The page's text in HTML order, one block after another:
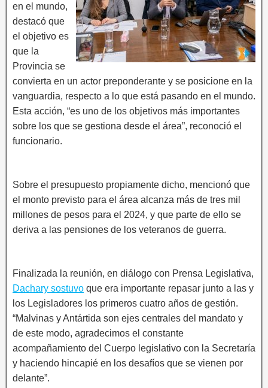
en el mundo,
destacó que
el objetivo es
que la
Provincia se
convierta en un actor preponderante y se posicione en la
vanguardia, respecto a lo que está pasando en el mundo.
Esta acción, “es uno de los objetivos más importantes
sobre los que se gestiona desde el área”, reconoció el
funcionario.
Sobre el presupuesto propiamente dicho, mencionó que
el monto previsto para el área alcanza más de tres mil
millones de pesos para el 2024, y que parte de ello se
deriva a las pensiones de los veteranos de guerra.
Finalizada la reunión, en diálogo con Prensa Legislativa,
Dachary sostuvo que era importante repasar junto a las y
los Legisladores los primeros cuatro años de gestión.
“Malvinas y Antártida son ejes centrales del mandato y
de este modo, agradecimos el constante
acompañamiento del Cuerpo legislativo con la Secretaría
y haciendo hincapié en los desafíos que se vienen por
delante”.